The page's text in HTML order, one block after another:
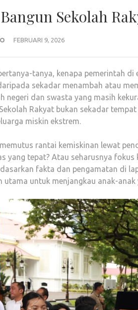
Sekolah
FEBRUARI 9, 2026
tanya, kenapa pemerintah
sekadar menambah atau
negeri dan swasta yang masih
Rakyat bukan sekadar
miskin ekstrem.
rantai kemiskinan lewat
yang tepat? Atau seharusnya
fakta dan pengamatan di
utama untuk menjangkau anak-anak